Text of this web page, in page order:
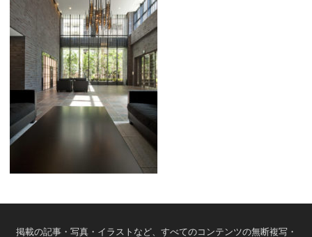
掲載の記事・写真・イラストなど、すべてのコンテンツの無断複写・